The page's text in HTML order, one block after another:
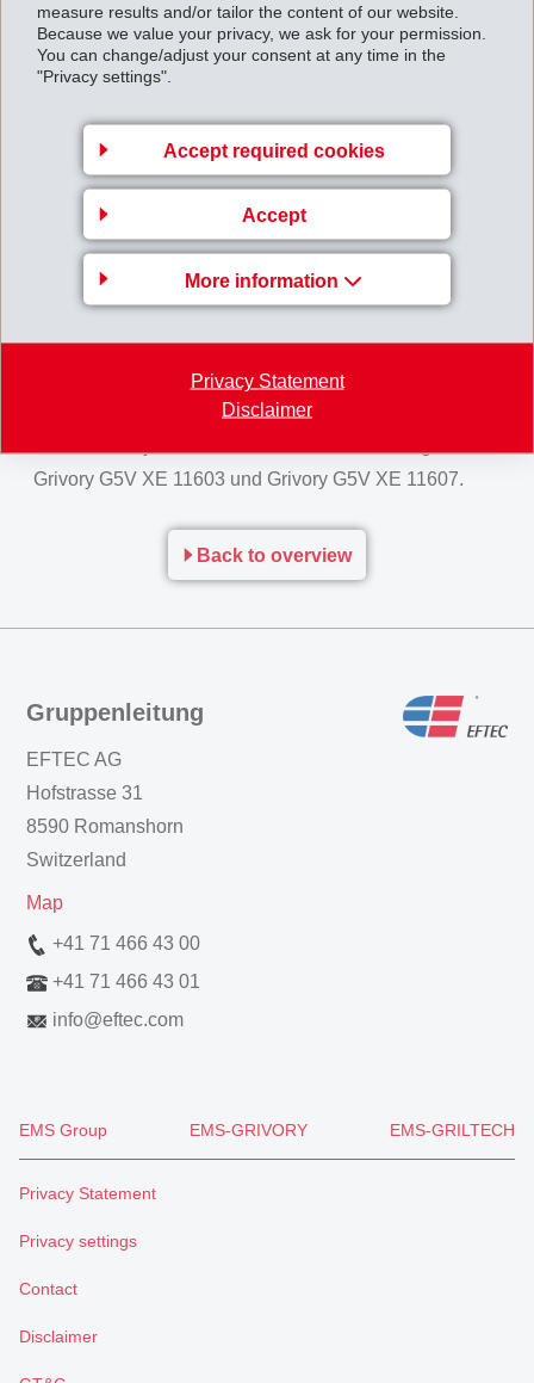
measure results and/or tailor the content of our website.
Because we value your privacy, we ask for your permission.
You can change/adjust your consent at any time in the
"Privacy settings".
Accept required cookies
Accept
More information
Privacy Statement
Disclaimer
konnte beim Grivory G5V bei 80°C um 50% erhöht
werden im Vergleich zum altbewährten Grivory GV. Der
höhere Widerstand gegen elastische Verformung
Wandstärken. Die Konsequenz: kürzere Zykluszeiten,
Gewichtsersparnis und Kostenreduktion. Hinzu
kommen die einfache Verarbeitbarkeit sowie die
konstanten Eigenschaften im trockenen und feuchten
Die Anwendungen für Grivory G5V sind vielfältig. Im
Fokus stehen Bauteile für Automobil-
Innenraumanwendungen mit Temperaturanforderungen
bis 100°C. EMS-GRIVORY bietet gegenwärtig zwei
Grivory G5V XE 11603 und Grivory G5V XE 11607.
Back to overview
Gruppenleitung
EFTEC AG
Hofstrasse 31
8590 Romanshorn
Switzerland
Map
+41 71 466 43 00
+41 71 466 43 01
info@eftec.com
EMS Group EMS-GRIVORY EMS-GRILTECH
Privacy Statement
Privacy settings
Contact
Disclaimer